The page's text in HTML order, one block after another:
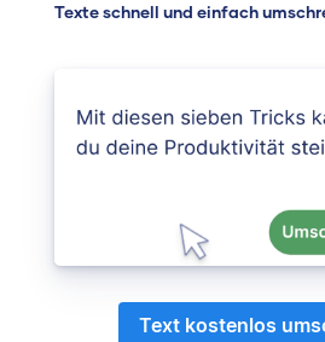
Texte schnell und einfach
Text kostenlos